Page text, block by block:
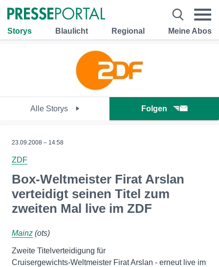
Storys Blaulicht Regional Meine Abos
Alle Storys Folgen
23.09.2008 – 14:58
ZDF
Box-Weltmeister Firat Arslan
verteidigt seinen Titel zum
zweiten Mal live im ZDF
Mainz (ots)
Zweite Titelverteidigung für
Cruisergewichts-Weltmeister Firat Arslan - erneut live im